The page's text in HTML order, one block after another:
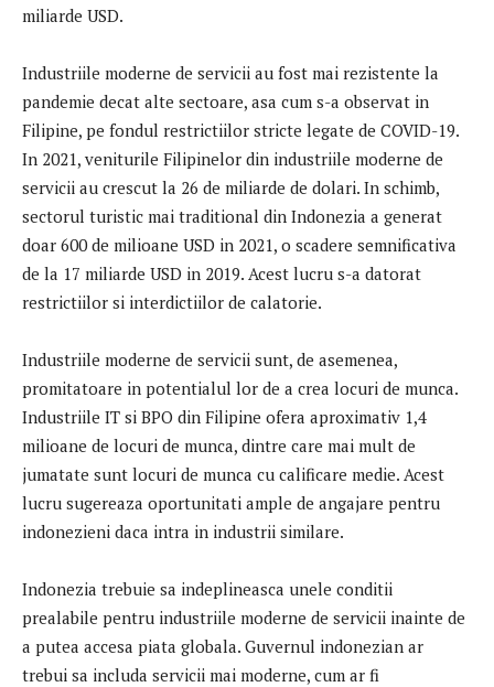
miliarde USD.
Industriile moderne de servicii au fost mai rezistente la
pandemie decat alte sectoare, asa cum s-a observat in
Filipine, pe fondul restrictiilor stricte legate de COVID-19.
In 2021, veniturile Filipinelor din industriile moderne de
servicii au crescut la 26 de miliarde de dolari. In schimb,
sectorul turistic mai traditional din Indonezia a generat
doar 600 de milioane USD in 2021, o scadere semnificativa
de la 17 miliarde USD in 2019. Acest lucru s-a datorat
restrictiilor si interdictiilor de calatorie.
Industriile moderne de servicii sunt, de asemenea,
promitatoare in potentialul lor de a crea locuri de munca.
Industriile IT si BPO din Filipine ofera aproximativ 1,4
milioane de locuri de munca, dintre care mai mult de
jumatate sunt locuri de munca cu calificare medie. Acest
lucru sugereaza oportunitati ample de angajare pentru
indonezieni daca intra in industrii similare.
Indonezia trebuie sa indeplineasca unele conditii
prealabile pentru industriile moderne de servicii inainte de
a putea accesa piata globala. Guvernul indonezian ar
trebui sa includa servicii mai moderne, cum ar fi